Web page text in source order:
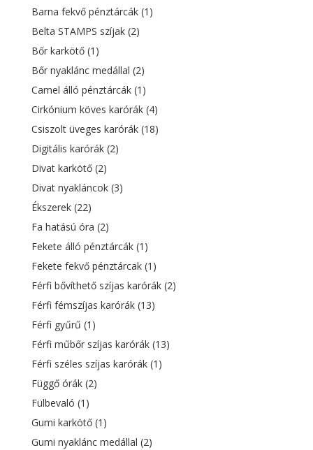
Barna fekvő pénztárcák (1)
Belta STAMPS szíjak (2)
Bőr karkötő (1)
Bőr nyaklánc medállal (2)
Camel álló pénztárcák (1)
Cirkónium köves karórák (4)
Csiszolt üveges karórák (18)
Digitális karórák (2)
Divat karkötő (2)
Divat nyakláncok (3)
Ékszerek (22)
Fa hatású óra (2)
Fekete álló pénztárcák (1)
Fekete fekvő pénztárcak (1)
Férfi bővíthető szíjas karórák (2)
Férfi fémszíjas karórák (13)
Férfi gyűrű (1)
Férfi műbőr szíjas karórák (13)
Férfi széles szíjas karórák (1)
Függő órák (2)
Fülbevaló (1)
Gumi karkötő (1)
Gumi nyaklánc medállal (2)